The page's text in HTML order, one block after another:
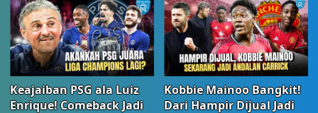
Keajaiban PSG ala Luiz
Enrique! Comeback Jadi
Kobbie Mainoo Bangkit!
Dari Hampir Dijual Jadi